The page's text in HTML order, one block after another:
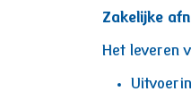
Zakelijke
Het leveren